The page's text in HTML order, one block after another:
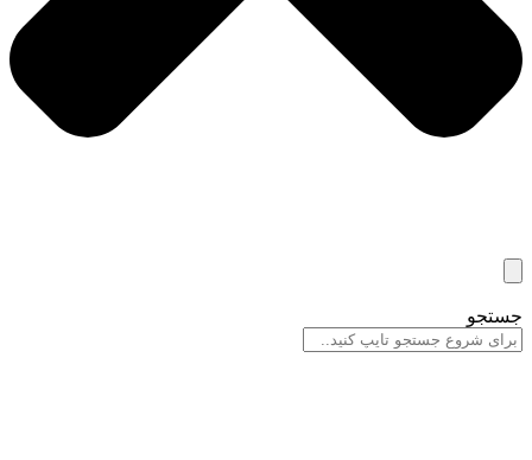
جستجو